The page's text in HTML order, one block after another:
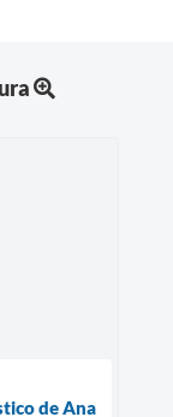
de Ana